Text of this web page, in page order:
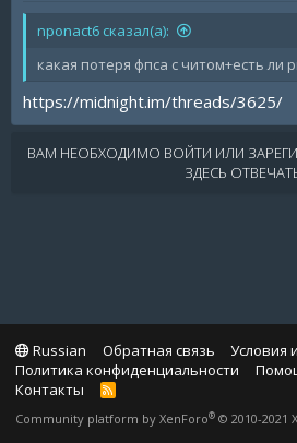
nponact6 сказал(а):
какая потеря фпса с читом+есть ли
https://midnight.im/threads/3625/
ВАМ НЕОБХОДИМО ВОЙТИ ИЛИ
ЗДЕСЬ
Russian Обратная связь
Условия
Политика конфиденциальности
Контакты
R
S
Community platform by XenForo® © 2010-2021